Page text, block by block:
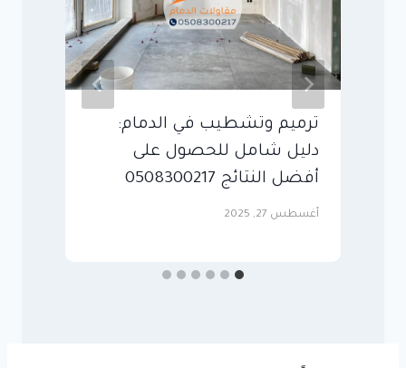
ترميم وتشطيب في الدمام:
دليل شامل للحصول على
أفضل النتائج 0508300217
أغسطس 27, 2025